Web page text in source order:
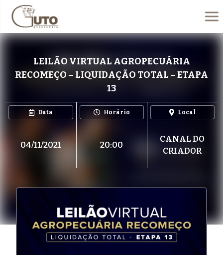
LEILÃO VIRTUAL AGROPECUÁRIA
RECOMEÇO – LIQUIDAÇÃO TOTAL – ETAPA
13
Data
04/11/2021
Horário
20:00
Local
CANAL DO
CRIADOR